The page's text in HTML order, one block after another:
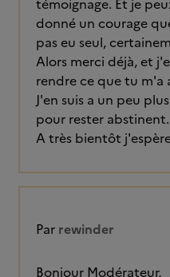
témoignage. Et je
donné un courage
pas eu seul,
Alors merci déjà, et
rendre ce que tu m'a
J'en suis a un peu
pour rester abstinent.
A très bientôt
Par rewinder
Bonjour Modérateur,